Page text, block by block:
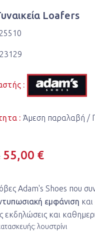
Loafers
23129
:
:Άμεση παραλαβή /
55,00 €
Adam's Shoes που
εμφάνιση
εκδηλώσεις και
λουστρίνι